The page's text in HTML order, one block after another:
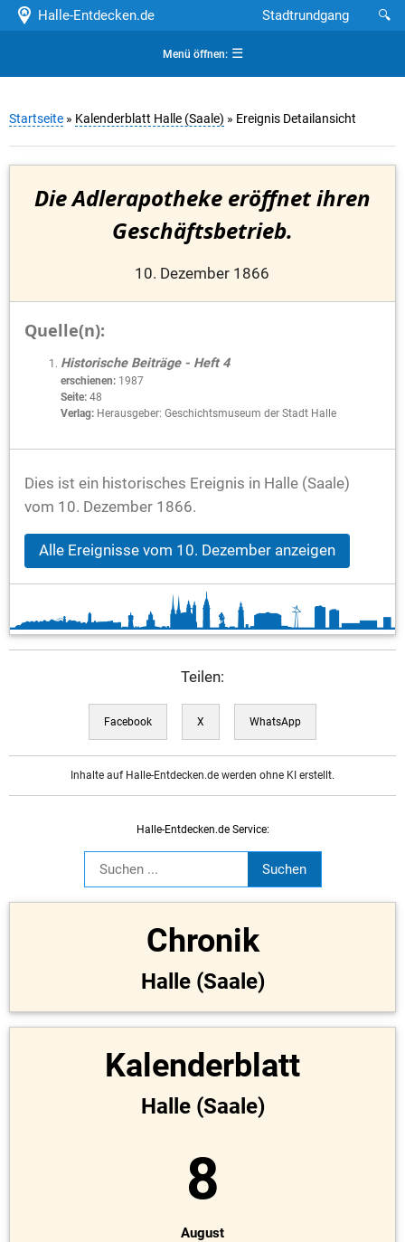
Halle-Entdecken.de 🔍
Stadtrundgang
Menü öffnen:☰
Startseite » Kalenderblatt Halle (Saale) » Ereignis Detailansicht
Die Adlerapotheke eröffnet ihren
Geschäftsbetrieb.
10. Dezember 1866
Quelle(n):
Historische Beiträge - Heft 4
erschienen: 1987
Seite: 48
Verlag: Herausgeber: Geschichtsmuseum der Stadt Halle
Dies ist ein historisches Ereignis in Halle (Saale)
vom 10. Dezember 1866.
Alle Ereignisse vom 10. Dezember anzeigen
Teilen:
Facebook X WhatsApp
Inhalte auf Halle-Entdecken.de werden ohne KI erstellt.
Halle-Entdecken.de Service:
Chronik
Halle (Saale)
Kalenderblatt
Halle (Saale)
8
August